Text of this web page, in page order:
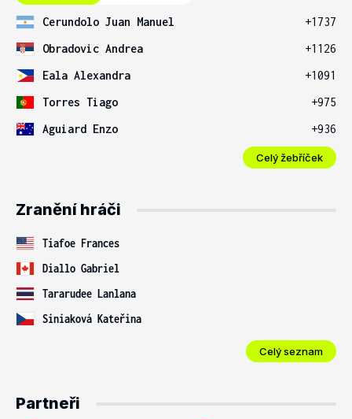
Cerundolo Juan Manuel
+1737
Obradovic Andrea
+1126
Eala Alexandra
+1091
Torres Tiago
+975
Aguiard Enzo
+936
Celý žebříček
Zranění hráči
Tiafoe Frances
Diallo Gabriel
Tararudee Lanlana
Siniaková Kateřina
Celý seznam
Partneři